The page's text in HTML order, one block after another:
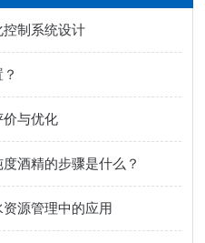
制系统设计
价与优化
酒精的步骤是什么？
源管理中的应用